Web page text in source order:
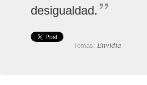
desigualdad.
Temas: Envidia